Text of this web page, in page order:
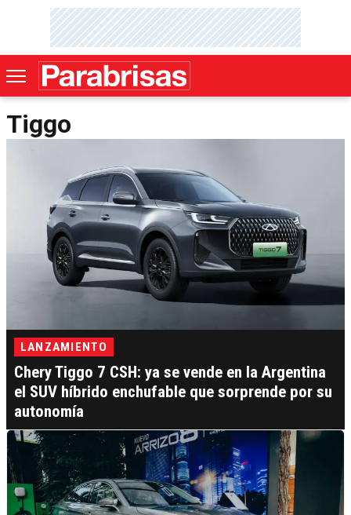
Tiggo
LANZAMIENTO
Chery Tiggo 7 CSH: ya se vende en la Argentina
el SUV híbrido enchufable que sorprende por su
autonomía